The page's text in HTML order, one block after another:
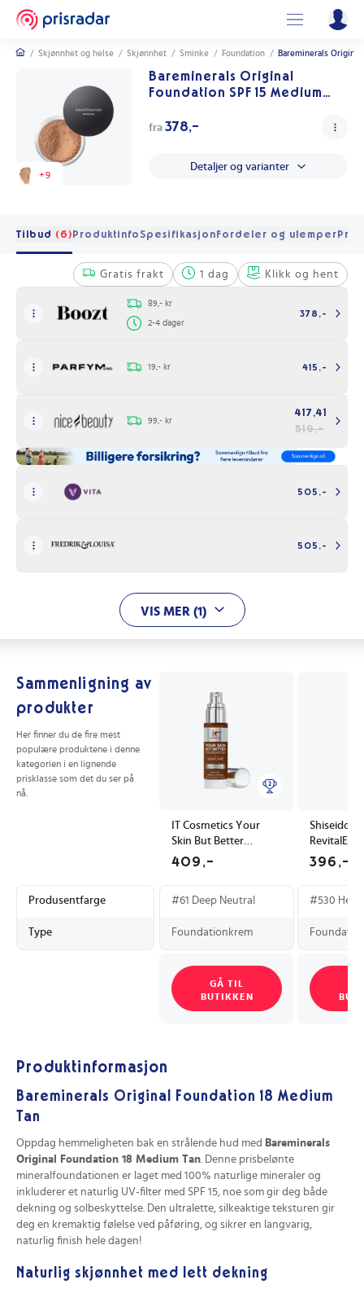
/ Skjønnhet og helse / Skjønnhet / Sminke / Foundation / Bareminerals
+9
Bareminerals Original
Foundation SPF 15 Medium
fra 378,-
Detaljer og varianter
Tilbud (6)Produktinfo SpesifikasjonFordeler og ulemperPris
Gratis frakt 1 dag Klikk og hent
89,- kr
2-4 dager
378,-
19,- kr 415,-
99,- kr
417,41
519,-
505,-
505,-
VIS MER (1)
Sammenligning av
produkter
Her finner du de fire mest
populære produktene i denne
kategorien i en lignende
prisklasse som det du ser på
nå.
IT Cosmetics Your
Skin But Better
Foundation + Skincare
Deep Neutral 61
409,-
Shiseido
Glow
30ml
396,-
Produsentfarge #61 Deep Neutral #530
Type Foundationkrem
GÅ TIL
BUTIKKEN
Produktinformasjon
Bareminerals Original Foundation 18 Medium
Tan
Oppdag hemmeligheten bak en strålende hud med Bareminerals
Original Foundation 18 Medium Tan . Denne prisbelønte
mineralfoundationen er laget med 100% naturlige mineraler og
inkluderer et naturlig UV-filter med SPF 15, noe som gir deg både
dekning og solbeskyttelse. Den ultralette, silkeaktige teksturen gir
deg en kremaktig følelse ved påføring, og sikrer en langvarig,
naturlig finish hele dagen!
Naturlig skjønnhet med lett dekning